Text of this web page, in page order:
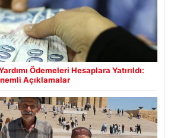
Ödemeleri Hesaplara Yatırıldı:
Açıklamalar